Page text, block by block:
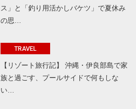
ス」と「釣り用活かしバケツ」で夏休み
の思…
TRAVEL
【リゾート旅行記】 沖縄・伊良部島で家
族と過ごす、プールサイドで何もしな
い…